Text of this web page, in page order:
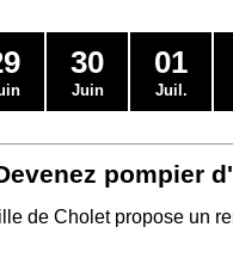
30
Juin
01
Juil.
pompier
de Cholet propose un